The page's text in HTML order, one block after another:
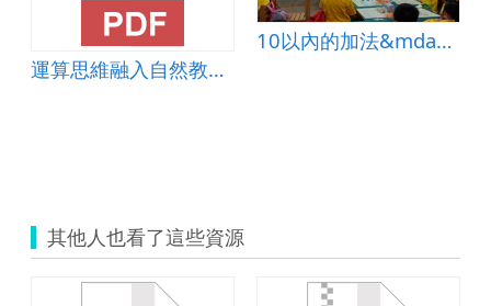
運算思維融入自然教材-水溶液的導電度
10以內的加法&mdash;併加型
其他人也看了這些資源